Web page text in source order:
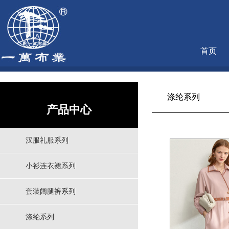
首页
产品中心
汉服礼服系列
小衫连衣裙系列
套装阔腿裤系列
涤纶系列
涤纶系列